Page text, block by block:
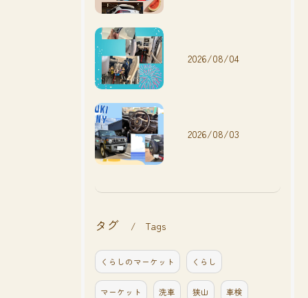
2026/08/04
2026/08/03
タグ Tags
くらしのマーケット くらし
マーケット 洗車 狭山 車検